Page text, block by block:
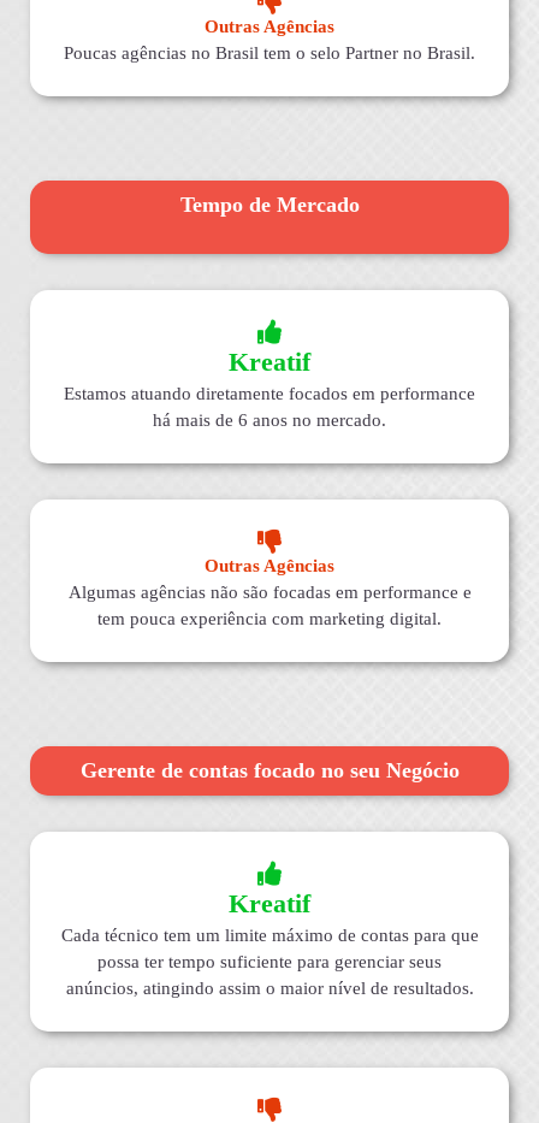
Outras Agências
Poucas agências no Brasil tem o selo Partner no Brasil.
Tempo de Mercado
Kreatif
Estamos atuando diretamente focados em performance
há mais de 6 anos no mercado.
Outras Agências
Algumas agências não são focadas em performance e
tem pouca experiência com marketing digital.
Gerente de contas focado no seu Negócio
Kreatif
Cada técnico tem um limite máximo de contas para que
possa ter tempo suficiente para gerenciar seus
anúncios, atingindo assim o maior nível de resultados.